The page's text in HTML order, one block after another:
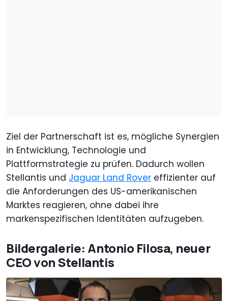
Ziel der Partnerschaft ist es, mögliche Synergien
in Entwicklung, Technologie und
Plattformstrategie zu prüfen. Dadurch wollen
Stellantis und Jaguar Land Rover effizienter auf
die Anforderungen des US-amerikanischen
Marktes reagieren, ohne dabei ihre
markenspezifischen Identitäten aufzugeben.
Bildergalerie: Antonio Filosa, neuer
CEO von Stellantis